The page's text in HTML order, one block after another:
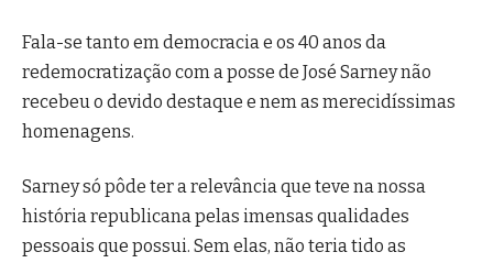
Fala-se tanto em democracia e os 40 anos da
redemocratização com a posse de José Sarney não
recebeu o devido destaque e nem as merecidíssimas
homenagens.
Sarney só pôde ter a relevância que teve na nossa
história republicana pelas imensas qualidades
pessoais que possui. Sem elas, não teria tido as